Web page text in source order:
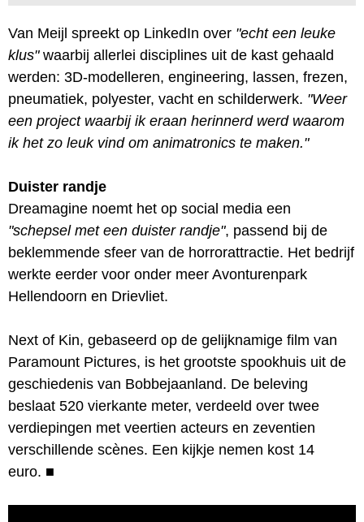
Van Meijl spreekt op LinkedIn over "echt een leuke
klus"waarbij allerlei disciplines uit de kast gehaald
werden: 3D-modelleren, engineering, lassen, frezen,
pneumatiek, polyester, vacht en schilderwerk. "Weer
een project waarbij ik eraan herinnerd werd waarom
ik het zo leuk vind om animatronics te maken."
Duister randje
Dreamagine noemt het op social media een
"schepsel met een duister randje", passend bij de
beklemmende sfeer van de horrorattractie. Het bedrijf
werkte eerder voor onder meer Avonturenpark
Hellendoorn en Drievliet.
Next of Kin, gebaseerd op de gelijknamige film van
Paramount Pictures, is het grootste spookhuis uit de
geschiedenis van Bobbejaanland. De beleving
beslaat 520 vierkante meter, verdeeld over twee
verdiepingen met veertien acteurs en zeventien
verschillende scènes. Een kijkje nemen kost 14
euro. ■